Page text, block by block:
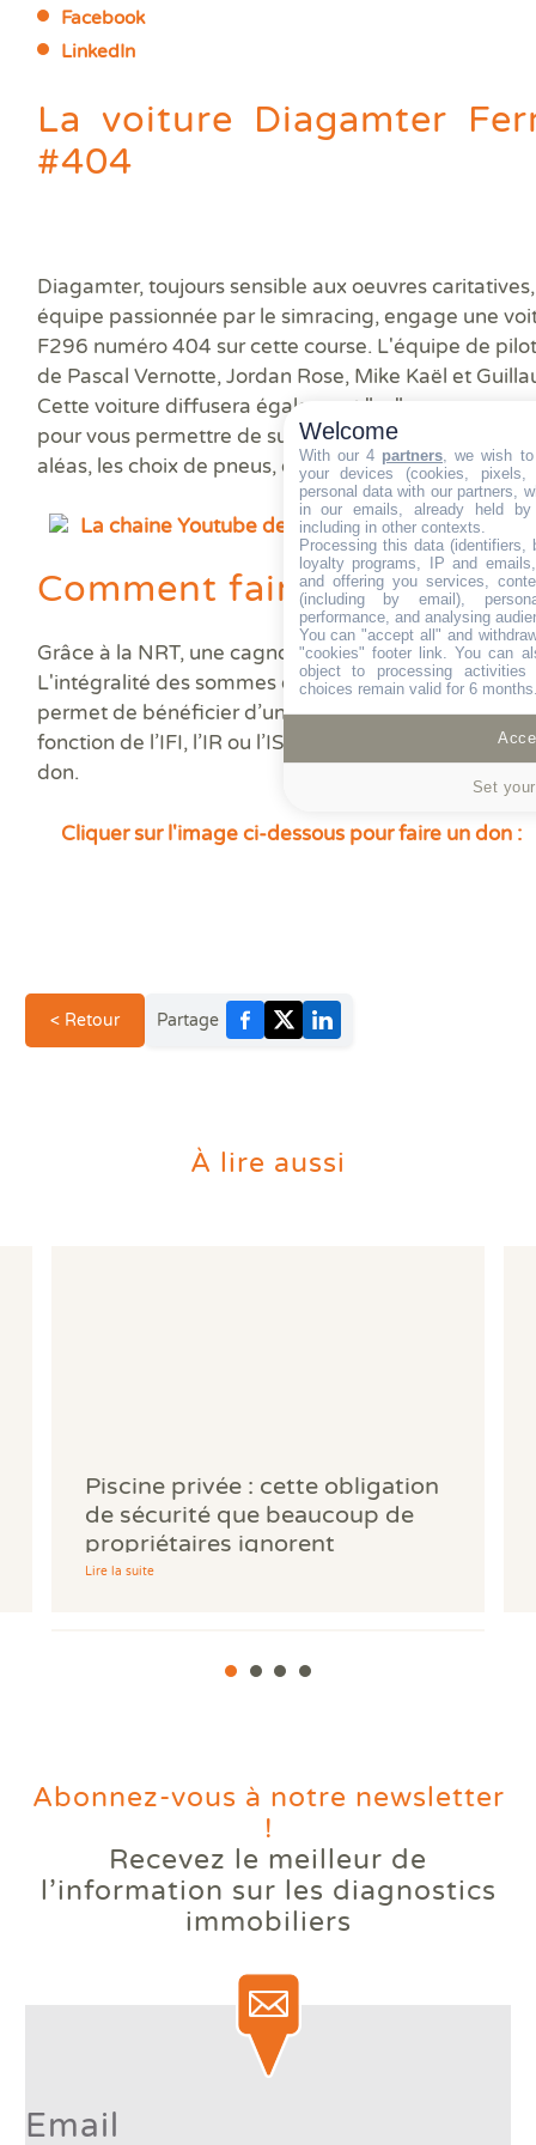
Facebook
LinkedIn
La voiture Diagamter
#404
Diagamter, toujours sensible aux oeuvres
équipe passionnée par le simracing, engage une
F296 numéro 404 sur cette course. L'équipe de
de Pascal Vernotte, Jordan Rose, Mike Kaël et
Cette voiture diffusera également "sa" course sur
pour vous permettre de suivre de l'intérieur la
aléas, les choix de pneus, etc.
La chaine Youtube de la voiture Diagamter
Comment faire un don ?
Grâce à la NRT, une cagnotte "Diagamter" est
L'intégralité des sommes est reversée au Téléthon.
permet de bénéficier d’une réduction d’impôts
fonction de l’IFI, l’IR ou l’IS. Merci pour votre
don.
Cliquer sur l'image ci-dessous pour faire un don :
< Retour Partage
À lire aussi
Piscine privée : cette obligation
de sécurité que beaucoup de
propriétaires ignorent
Lire la suite
Votre logement reste trop
chaud l'été ? Comprendre le
phénomène des bouilloires
Abonnez-vous à notre newsletter
!
Recevez le meilleur de
l’information sur les diagnostics
immobiliers
Welcome
With our 4 partners, we wish to
your devices (cookies,
personal data with our partners,
in our emails, already held
including in other contexts.
Processing this data (identifiers,
loyalty programs, IP and
and offering you services,
(including by email),
performance, and analysing
You can "accept all" and
"cookies" footer link. You can
object to processing
choices remain valid for 6
Set